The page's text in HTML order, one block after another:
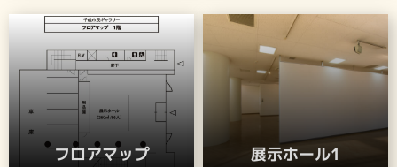
フロアマップ 展示ホール1